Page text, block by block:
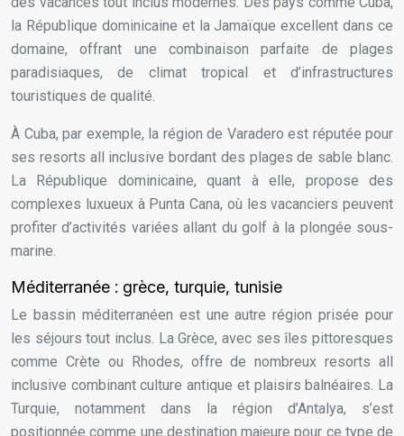
la République dominicaine et la Jamaïque excellent dans ce
domaine, offrant une combinaison parfaite de plages
paradisiaques, de climat tropical et d’infrastructures
touristiques de qualité.
À Cuba, par exemple, la région de Varadero est réputée pour
ses resorts all inclusive bordant des plages de sable blanc.
La République dominicaine, quant à elle, propose des
complexes luxueux à Punta Cana, où les vacanciers peuvent
profiter d’activités variées allant du golf à la plongée sous-
marine.
Méditerranée : grèce, turquie, tunisie
Le bassin méditerranéen est une autre région prisée pour
les séjours tout inclus. La Grèce, avec ses îles pittoresques
comme Crète ou Rhodes, offre de nombreux resorts all
inclusive combinant culture antique et plaisirs balnéaires. La
Turquie, notamment dans la région d’Antalya, s’est
positionnée comme une destination majeure pour ce type de